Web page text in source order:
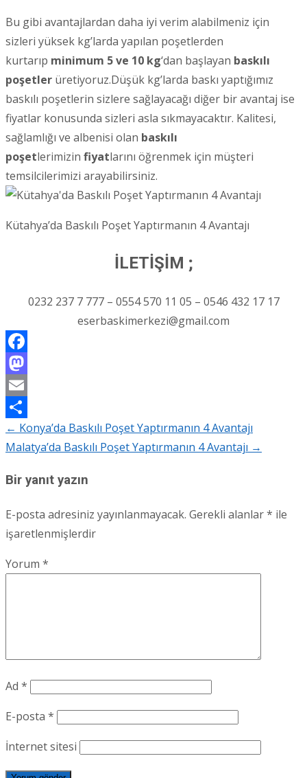
Bu gibi avantajlardan daha iyi verim alabilmeniz için
sizleri yüksek kg’larda yapılan poşetlerden
kurtarıp minimum 5 ve 10 kg‘dan başlayan baskılı
poşetler üretiyoruz.Düşük kg’larda baskı yaptığımız
baskılı poşetlerin sizlere sağlayacağı diğer bir avantaj ise
fiyatlar konusunda sizleri asla sıkmayacaktır. Kalitesi,
sağlamlığı ve albenisi olan baskılı
poşetlerimizin fiyatlarını öğrenmek için müşteri
temsilcilerimizi arayabilirsiniz.
Kütahya’da Baskılı Poşet Yaptırmanın 4 Avantajı
İLETİŞİM ;
0232 237 7 777 – 0554 570 11 05 – 0546 432 17 17
eserbaskimerkezi@gmail.com
Facebook
Mastodon
Email
Share
Post
← Konya’da Baskılı Poşet Yaptırmanın 4 Avantajı
Malatya’da Baskılı Poşet Yaptırmanın 4 Avantajı →
Bir yanıt yazın
E-posta adresiniz yayınlanmayacak. Gerekli alanlar* ile
işaretlenmişlerdir
Yorum *
Ad *
E-posta *
İnternet sitesi